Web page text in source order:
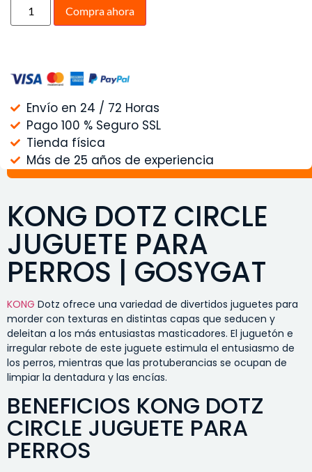
Compra ahora
Envío en 24 / 72 Horas
Pago 100 % Seguro SSL
Tienda física
Más de 25 años de experiencia
KONG DOTZ CIRCLE
JUGUETE PARA
PERROS | GOSYGAT
KONG Dotz ofrece una variedad de divertidos juguetes para
morder con texturas en distintas capas que seducen y
deleitan a los más entusiastas masticadores. El juguetón e
irregular rebote de este juguete estimula el entusiasmo de
los perros, mientras que las protuberancias se ocupan de
limpiar la dentadura y las encías.
BENEFICIOS KONG DOTZ
CIRCLE JUGUETE PARA
PERROS